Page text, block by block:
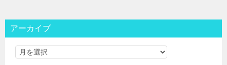
三菱ＵＦＪ証券
みずほ証券IPOﾙｰﾙ
ＳＭＢＣ日興証券
アーカイブ